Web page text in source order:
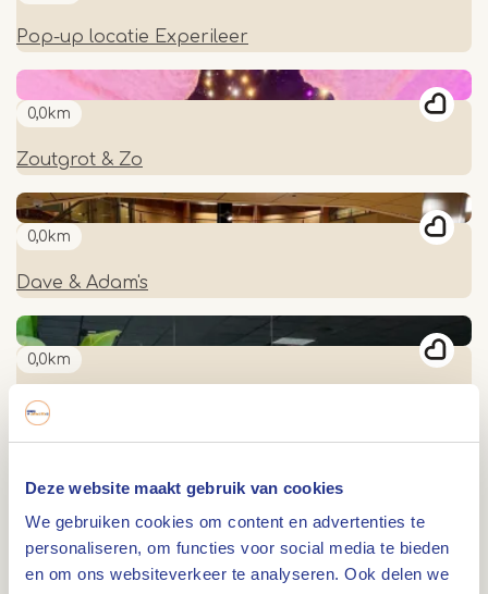
Deze website maakt gebruik van cookies
We gebruiken cookies om content en advertenties te
personaliseren, om functies voor social media te bieden
en om ons websiteverkeer te analyseren. Ook delen we
Pop-up locatie Experileer
0,0km
Zoutgrot & Zo
0,0km
Dave & Adam's
0,0km
Hornerhof Pool- & Snooker Bar
0,0km
Bowlen bij Parc Maasresidence Thorn